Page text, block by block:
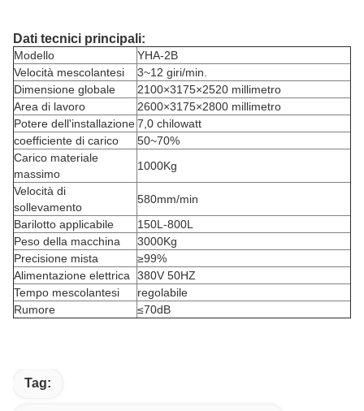
Dati tecnici principali:
Modello
YHA-2B
Velocità mescolantesi
3~12 giri/min.
Dimensione globale
2100×3175×2520 millimetro
Area di lavoro
2600×3175×2800 millimetro
Potere dell'installazione7,0 chilowatt
coefficiente di carico
50~70%
Carico materiale
massimo
1000Kg
Velocità di
sollevamento
580mm/min
Barilotto applicabile
150L-800L
Peso della macchina
3000Kg
Precisione mista
≥99%
Alimentazione elettrica
380V 50HZ
Tempo mescolantesi
regolabile
Rumore
≤70dB
Tag: